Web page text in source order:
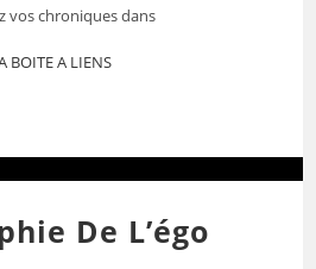
vos chroniques dans
BOITE A LIENS
De L’égo